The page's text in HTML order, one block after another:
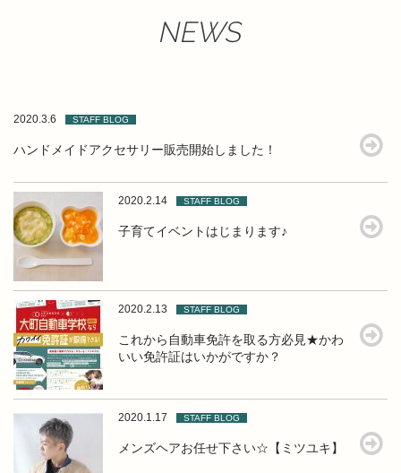
NEWS
2020.3.6 STAFF BLOG
ハンドメイドアクセサリー販売開始しました！
2020.2.14 STAFF BLOG
子育てイベントはじまります♪
2020.2.13 STAFF BLOG
これから自動車免許を取る方必見★かわ
いい免許証はいかがですか？
2020.1.17 STAFF BLOG
メンズヘアお任せ下さい☆【ミツユキ】